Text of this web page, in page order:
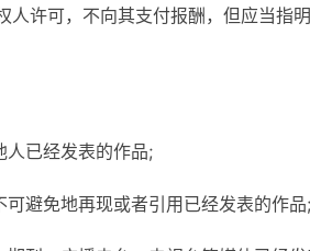
人许可，不向其支付报酬，但应当指
人已经发表的作品;
避免地再现或者引用已经发表的作品;